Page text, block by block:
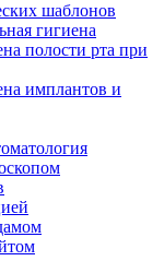
шаблонов
гигиена
полости рта при
имплантов и